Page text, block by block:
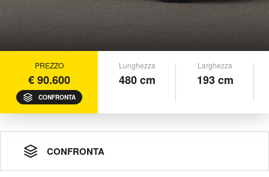
PREZZO
€ 90.600
CONFRONTA
Lunghezza
480 cm
Larghezza
193 cm
CONFRONTA